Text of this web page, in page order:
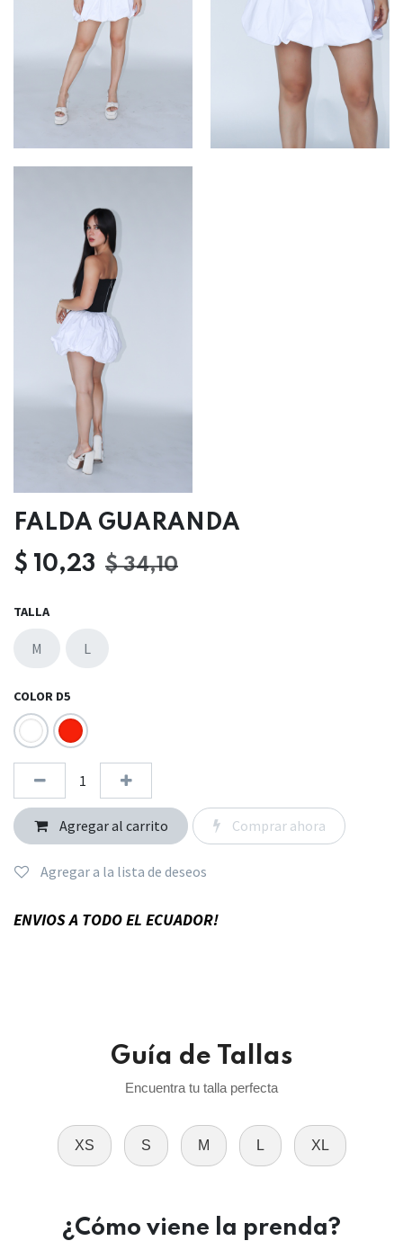
FALDA GUARANDA
$ 10,23 $34,10
TALLA
M L
COLOR D5
Agregar al carrito Comprar ahora
Agregar a la lista de deseos
ENVIOS A TODO EL ECUADOR!
Guía de Tallas
Encuentra tu talla perfecta
XS S M L XL
¿Cómo viene la prenda?